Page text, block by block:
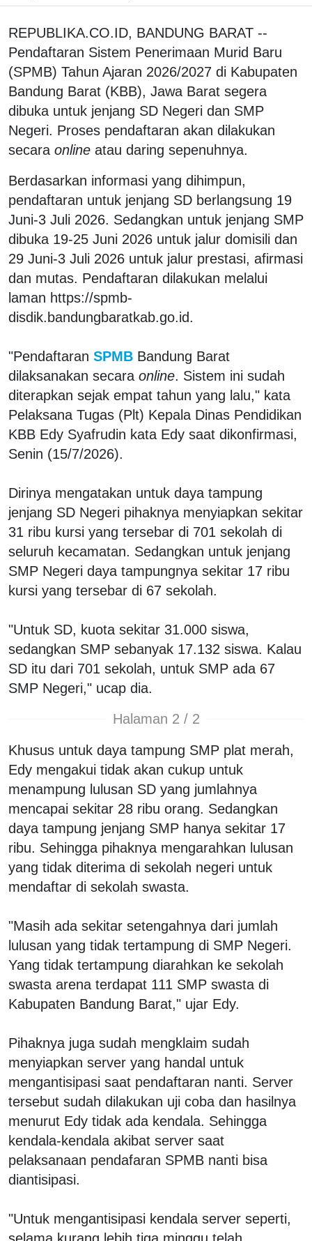
REPUBLIKA.CO.ID, BANDUNG BARAT --
Pendaftaran Sistem Penerimaan Murid Baru
(SPMB) Tahun Ajaran 2026/2027 di Kabupaten
Bandung Barat (KBB), Jawa Barat segera
dibuka untuk jenjang SD Negeri dan SMP
Negeri. Proses pendaftaran akan dilakukan
secara online atau daring sepenuhnya.
Berdasarkan informasi yang dihimpun,
pendaftaran untuk jenjang SD berlangsung 19
Juni-3 Juli 2026. Sedangkan untuk jenjang SMP
dibuka 19-25 Juni 2026 untuk jalur domisili dan
29 Juni-3 Juli 2026 untuk jalur prestasi, afirmasi
dan mutas. Pendaftaran dilakukan melalui
laman https://spmb-
disdik.bandungbaratkab.go.id.
"Pendaftaran SPMB Bandung Barat
dilaksanakan secara online. Sistem ini sudah
diterapkan sejak empat tahun yang lalu," kata
Pelaksana Tugas (Plt) Kepala Dinas Pendidikan
KBB Edy Syafrudin kata Edy saat dikonfirmasi,
Senin (15/7/2026).
Dirinya mengatakan untuk daya tampung
jenjang SD Negeri pihaknya menyiapkan sekitar
31 ribu kursi yang tersebar di 701 sekolah di
seluruh kecamatan. Sedangkan untuk jenjang
SMP Negeri daya tampungnya sekitar 17 ribu
kursi yang tersebar di 67 sekolah.
"Untuk SD, kuota sekitar 31.000 siswa,
sedangkan SMP sebanyak 17.132 siswa. Kalau
SD itu dari 701 sekolah, untuk SMP ada 67
SMP Negeri," ucap dia.
Halaman 2 / 2
Khusus untuk daya tampung SMP plat merah,
Edy mengakui tidak akan cukup untuk
menampung lulusan SD yang jumlahnya
mencapai sekitar 28 ribu orang. Sedangkan
daya tampung jenjang SMP hanya sekitar 17
ribu. Sehingga pihaknya mengarahkan lulusan
yang tidak diterima di sekolah negeri untuk
mendaftar di sekolah swasta.
"Masih ada sekitar setengahnya dari jumlah
lulusan yang tidak tertampung di SMP Negeri.
Yang tidak tertampung diarahkan ke sekolah
swasta arena terdapat 111 SMP swasta di
Kabupaten Bandung Barat," ujar Edy.
Pihaknya juga sudah mengklaim sudah
menyiapkan server yang handal untuk
mengantisipasi saat pendaftaran nanti. Server
tersebut sudah dilakukan uji coba dan hasilnya
menurut Edy tidak ada kendala. Sehingga
kendala-kendala akibat server saat
pelaksanaan pendafaran SPMB nanti bisa
diantisipasi.
"Untuk mengantisipasi kendala server seperti,